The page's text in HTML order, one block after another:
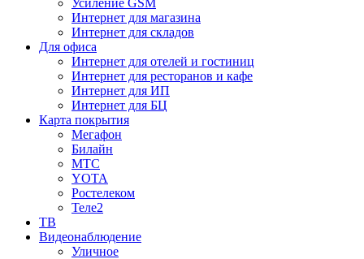
Усиление GSM
Интернет для магазина
Интернет для складов
Для офиса
Интернет для отелей и гостиниц
Интернет для ресторанов и кафе
Интернет для ИП
Интернет для БЦ
Карта покрытия
Мегафон
Билайн
МТС
YOTA
Ростелеком
Теле2
ТВ
Видеонаблюдение
Уличное